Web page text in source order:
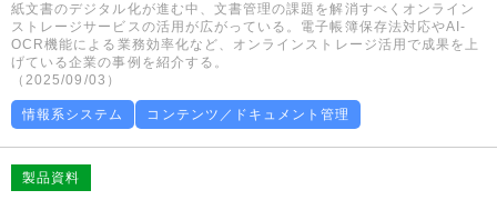
紙文書のデジタル化が進む中、文書管理の課題を解消すべくオンライン
ストレージサービスの活用が広がっている。電子帳簿保存法対応やAI-
OCR機能による業務効率化など、オンラインストレージ活用で成果を上
げている企業の事例を紹介する。
（2025/09/03）
情報系システム コンテンツ／ドキュメント管理
製品資料